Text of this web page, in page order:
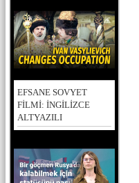
EFSANE SOVYET
FİLMİ: İNGİLİZCE
ALTYAZILI